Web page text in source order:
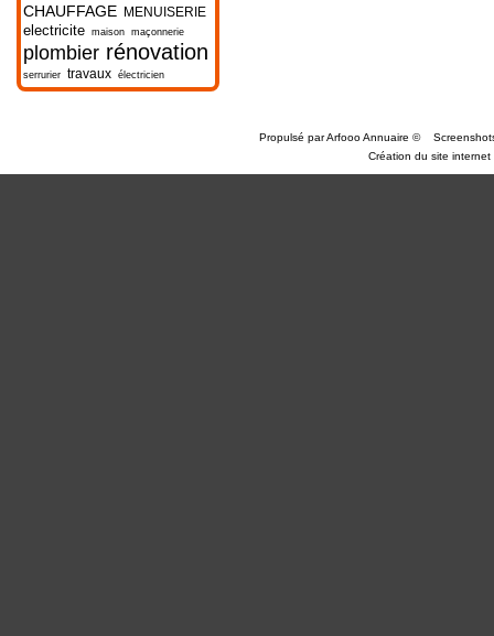
CHAUFFAGE MENUISERIE
electricite maison maçonnerie
plombier rénovation
serrurier travaux électricien
Propulsé parArfooo Annuaire ©
Création du site internet